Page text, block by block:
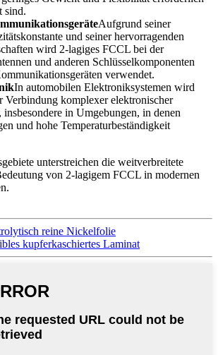
sind.
Aufgrund seiner
und seiner hervorragenden
wird 2-lagiges FCCL bei der
und anderen Schlüsselkomponenten
verwendet.
In automobilen Elektroniksystemen wird
Verbindung komplexer elektronischer
in Umgebungen, in denen
und hohe Temperaturbeständigkeit
unterstreichen die weitverbreitete
von 2-lagigem FCCL in modernen
reine Nickelfolie
kupferkaschiertes Laminat